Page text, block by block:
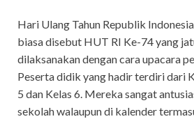
Hari Ulang Tahun Republik
biasa disebut HUT RI Ke-74 yang
dilaksanakan dengan cara upacara
Peserta didik yang hadir terdiri dari
5 dan Kelas 6. Mereka sangat
sekolah walaupun di kalender